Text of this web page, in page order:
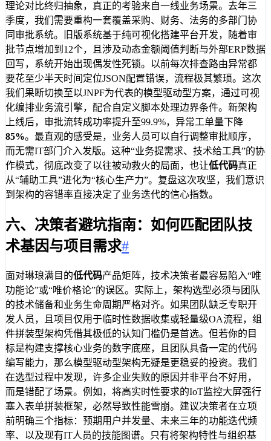
理论对比终归抽象，真正的考验来自一线业务场景。去年三
季度，我们需要重构一套覆盖采购、财务、法务的多部门协
同审批系统。旧版系统基于纯可视化搭建平台开发，随着审
批节点增加到12个，且涉及动态金额阈值判断与外部ERP数据
回写，系统开始出现偶发性死锁。以前每次排查路由异常都
要花至少半天时间定位JSON配置错误，流程极其繁琐。这次
我们果断切换至以JNPF为代表的模型驱动型方案，通过可视
化编排业务流引擎，配合自定义脚本处理边界条件。新架构
上线后，审批流转成功率提升至99.9%，异常工单量下降
85%。最直观的感受是，业务人员可以自行调整审批顺序，
而无需IT部门介入发版。这种“业务提需求、技术给工具”的协
作模式，彻底改变了以往被动救火的局面，也让低代码真正
从“辅助工具”进化为“核心生产力”。复盘这次攻坚，我们意识
到架构的容错率直接决定了业务迭代的信心指数。
六、决策者避坑指南：如何匹配团队技
术基因与项目需求#
面对琳琅满目的低代码产品矩阵，技术决策者最容易陷入“唯
功能论”或“唯价格论”的误区。实际上，架构选型必须与团队
的技术储备和业务生命周期严格对齐。如果团队缺乏专职开
发人员，且项目仅用于临时性数据收集或轻量级OA流程，组
件拼装型架构凭借其极低的认知门槛仍是首选。但若你的目
标是构建支撑核心业务的数字底座，且团队具备一定的代码
编写能力，那么模型驱动型架构无疑是更稳妥的投资。我们
在选型过程中发现，许多企业失败的原因并非平台不好用，
而是错配了场景。例如，将高实时性要求的IoT监控大屏强行
塞入表单拼装框架，必然导致性能雪崩。建议决策者在立项
前明确三个指标：预期用户并发量、未来三年的功能迭代频
率、以及现有IT人员的技能图谱。只有将架构特性与组织基